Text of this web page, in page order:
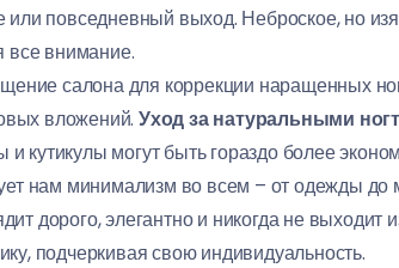
или повседневный выход. Неброское, но
все внимание.
салона для коррекции наращенных
вложений. Уход за натуральными
кутикулы могут быть гораздо более
нам минимализм во всем – от одежды до
дорого, элегантно и никогда не выходит
подчеркивая свою индивидуальность.